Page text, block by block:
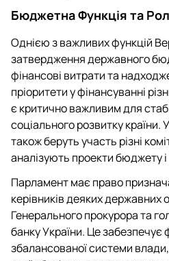
Бюджетна Функція та
Однією з важливих функцій
затвердження державного
фінансові витрати та
пріоритети у фінансуванні
є критично важливим для
соціального розвитку
також беруть участь різні
аналізують проекти бюджету і
Парламент має право
керівників деяких державних
Генерального прокурора та
банку України. Це
збалансованої системи